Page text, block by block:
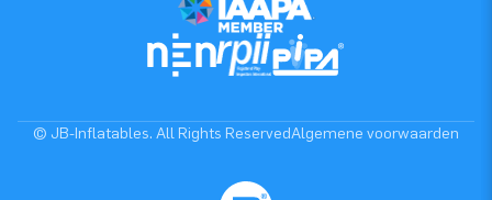
© JB-Inflatables. All Rights ReservedAlgemene voorwaarden